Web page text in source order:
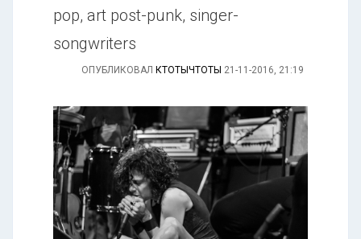
pop, art post-punk, singer-
songwriters
ОПУБЛИКОВАЛ КТОТЫЧТОТЫ 21-11-2016, 21:19